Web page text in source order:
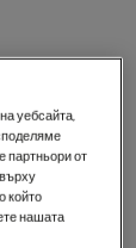
уебсайта,
партньори от
който
нашата